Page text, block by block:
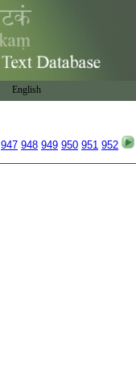
English
947 948 949 950 951 952